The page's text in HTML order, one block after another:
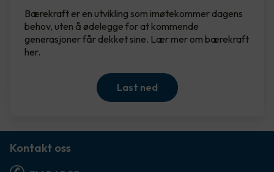
Bærekraft er en utvikling som imøtekommer dagens
behov, uten å ødelegge for at kommende
generasjoner får dekket sine. Lær mer om bærekraft
her.
Last ned
Kontakt oss